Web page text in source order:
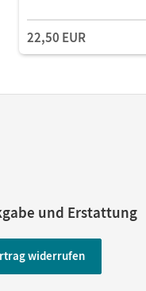
online Mit Audios online
22,50 EUR
und Erstattung
widerrufen